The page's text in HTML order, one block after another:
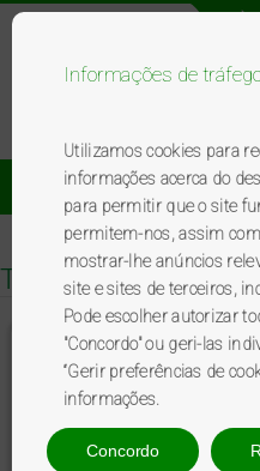
Informações de
Utilizamos cookies para
informações acerca do
para permitir que o site
permitem-nos, assim
mostrar-lhe anúncios
site e sites de terceiros,
Pode escolher autorizar
"Concordo" ou geri-las
“Gerir preferências de
informações.
Concordo
Catálogo De Brindes
Top
Entrada para Criança